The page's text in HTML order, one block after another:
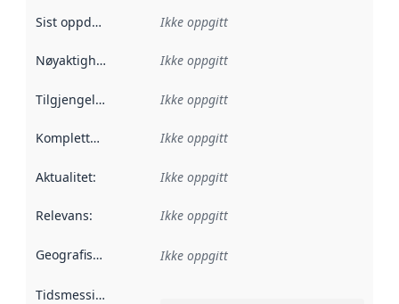
Sist oppdatert Ikke oppgitt
Nøyaktighet Ikke oppgitt
Tilgjengelighet Ikke oppgitt
Kompletthet Ikke oppgitt
Aktualitet: Ikke oppgitt
Relevans: Ikke oppgitt
Geografisk avgrensning :
Ikke oppgitt
Tidsmessig avgrensning